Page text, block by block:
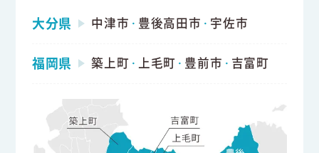
大分県 中津市 ・ 豊後高田市 ・ 宇佐市
福岡県 築上町 ・ 上毛町 ・ 豊前市 ・ 吉富町